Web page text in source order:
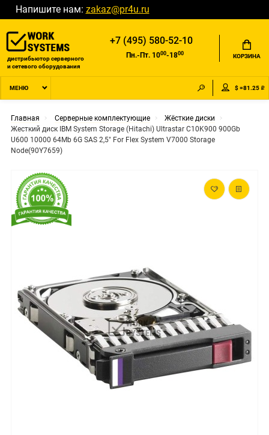
Напишите нам: zakaz@pr4u.ru
дистрибьютор серверного
и сетевого оборудования
+7 (495) 580-52-10
Пн.-Пт. 1000-1800 КОРЗИНА
МЕНЮ $ =81.25 ₽
Главная Серверные комплектующие
Жёсткие диски
Жесткий диск IBM System Storage (Hitachi) Ultrastar C10K900 900Gb
U600 10000 64Mb 6G SAS 2,5" For Flex System V7000 Storage
Node(90Y7659)